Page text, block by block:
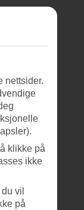
nettsider.
klikke på
ikke
vil
på